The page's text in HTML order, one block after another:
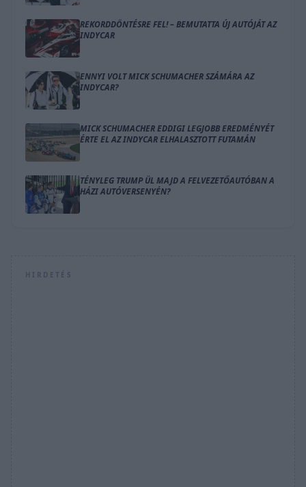
REKORDDÖNTÉSRE FEL! – BEMUTATTA ÚJ AUTÓJÁT AZ
INDYCAR
ENNYI VOLT MICK SCHUMACHER SZÁMÁRA AZ
INDYCAR?
MICK SCHUMACHER EDDIGI LEGJOBB EREDMÉNYÉT
ÉRTE EL AZ INDYCAR ELHALASZTOTT FUTAMÁN
TÉNYLEG TRUMP ÜL MAJD A FELVEZETŐAUTÓBAN A
HÁZI AUTÓVERSENYÉN?
HIRDETÉS